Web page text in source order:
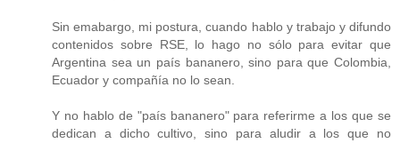
Sin emabargo, mi postura, cuando hablo y trabajo y difundo
contenidos sobre RSE, lo hago no sólo para evitar que
Argentina sea un país bananero, sino para que Colombia,
Ecuador y compañía no lo sean.
Y no hablo de "país bananero" para referirme a los que se
dedican a dicho cultivo, sino para aludir a los que no